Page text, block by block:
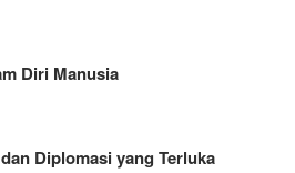
Diri Manusia
Diplomasi yang Terluka